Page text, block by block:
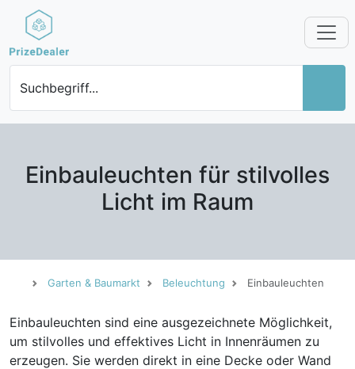
Suchbegriff...
Einbauleuchten für stilvolles
Licht im Raum
Garten & Baumarkt Beleuchtung Einbauleuchten
Einbauleuchten sind eine ausgezeichnete Möglichkeit,
um stilvolles und effektives Licht in Innenräumen zu
erzeugen. Sie werden direkt in eine Decke oder Wand